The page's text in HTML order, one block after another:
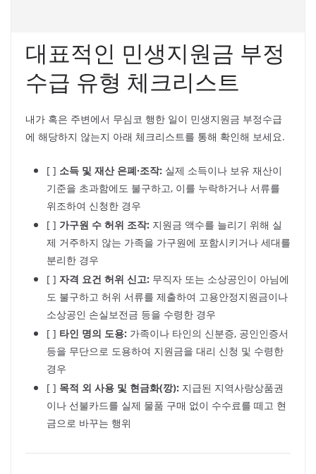
대표적인 민생지원금 부정
수급 유형 체크리스트
내가 혹은 주변에서 무심코 행한 일이 민생지원금 부정수급
에 해당하지 않는지 아래 체크리스트를 통해 확인해 보세요.
[ ] 소득 및 재산 은폐·조작: 실제 소득이나 보유 재산이
기준을 초과함에도 불구하고, 이를 누락하거나 서류를
위조하여 신청한 경우
[ ] 가구원 수 허위 조작: 지원금 액수를 늘리기 위해 실
제 거주하지 않는 가족을 가구원에 포함시키거나 세대를
분리한 경우
[ ] 자격 요건 허위 신고: 무직자 또는 소상공인이 아님에
도 불구하고 허위 서류를 제출하여 고용안정지원금이나
소상공인 손실보전금 등을 수령한 경우
[ ] 타인 명의 도용: 가족이나 타인의 신분증, 공인인증서
등을 무단으로 도용하여 지원금을 대리 신청 및 수령한
경우
[ ] 목적 외 사용 및 현금화(깡): 지급된 지역사랑상품권
이나 선불카드를 실제 물품 구매 없이 수수료를 떼고 현
금으로 바꾸는 행위